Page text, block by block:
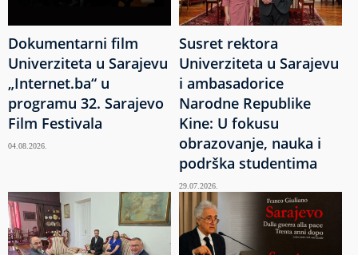
Dokumentarni film
Univerziteta u Sarajevu
„Internet.ba“ u
programu 32. Sarajevo
Film Festivala
04.08.2026.
Susret rektora
Univerziteta u Sarajevu
i ambasadorice
Narodne Republike
Kine: U fokusu
obrazovanje, nauka i
podrška studentima
29.07.2026.